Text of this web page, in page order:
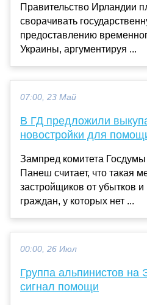
Правительство Ирландии
сворачивать
предоставлению
Украины, аргументируя ...
07:00, 23 Май
В ГД предложили
новостройки для
Зампред комитета
Панеш считает, что такая
застройщиков от убытков и
граждан, у которых нет ...
00:00, 26 Июл
Группа альпинистов на
сигнал помощи